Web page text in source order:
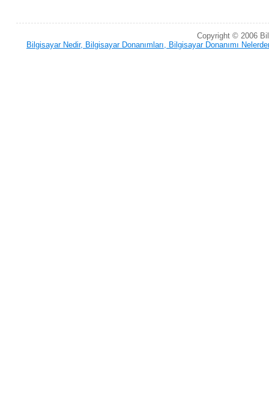
Copyright © 2006
Bilgisayar Nedir, Bilgisayar Donanımları, Bilgisayar Donanımı